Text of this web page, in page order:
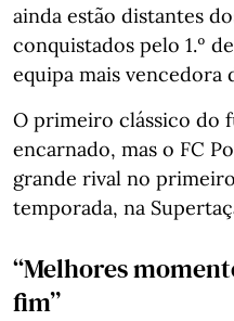
ainda estão distantes
conquistados pelo 1.º
equipa mais vencedora
O primeiro clássico do
encarnado, mas o FC
grande rival no
temporada, na
“Melhores
fim”